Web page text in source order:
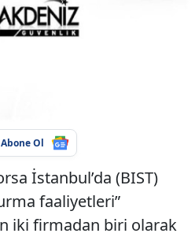
Abone Ol
İstanbul’da (BIST)
faaliyetleri”
iki firmadan biri olarak